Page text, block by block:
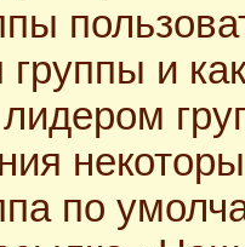
группы и
по